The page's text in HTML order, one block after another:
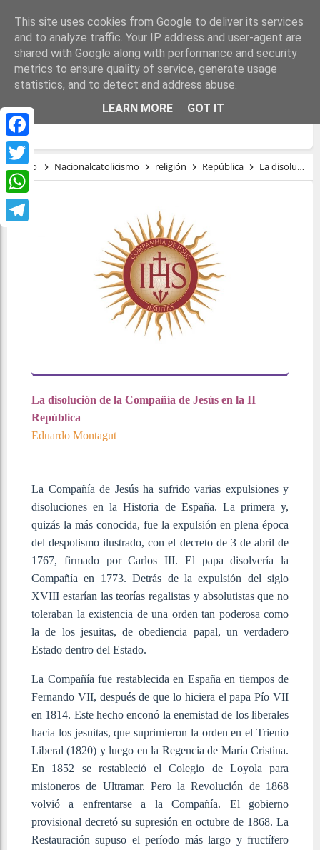
Facebook
Twitter
WhatsApp
LA DISOLUCIÓN DE LA COMPAÑÍA DE
JESÚS EN LA II REPÚBLICA
Inicio Nacionalcatolicismo religión República La disolución de la Compañía de Jesús en la II República
La disolución de la Compañía de Jesús en la II
República
Eduardo Montagut
La Compañía de Jesús ha sufrido varias expulsiones y
disoluciones en la Historia de España. La primera y,
quizás la más conocida, fue la expulsión en plena época
del despotismo ilustrado, con el decreto de 3 de abril de
1767, firmado por Carlos III. El papa disolvería la
Compañía en 1773. Detrás de la expulsión del siglo
XVIII estarían las teorías regalistas y absolutistas que no
toleraban la existencia de una orden tan poderosa como
la de los jesuitas, de obediencia papal, un verdadero
Estado dentro del Estado.
La Compañía fue restablecida en España en tiempos de
Fernando VII, después de que lo hiciera el papa Pío VII
en 1814. Este hecho enconó la enemistad de los liberales
hacia los jesuitas, que suprimieron la orden en el Trienio
Liberal (1820) y luego en la Regencia de María Cristina.
En 1852 se restableció el Colegio de Loyola para
misioneros de Ultramar. Pero la Revolución de 1868
volvió a enfrentarse a la Compañía. El gobierno
provisional decretó su supresión en octubre de 1868. La
Restauración supuso el período más largo y fructífero
This site uses cookies from Google to deliver its services
and to analyze traffic. Your IP address and user-agent are
shared with Google along with performance and security
metrics to ensure quality of service, generate usage
statistics, and to detect and address abuse.
LEARN MORE
GOT IT